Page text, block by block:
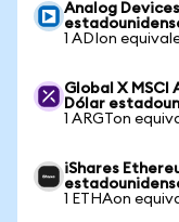
Analog
1 ADIon
Global X MSCI
Dólar
1 ARGTon
iShares
1 ETHAon